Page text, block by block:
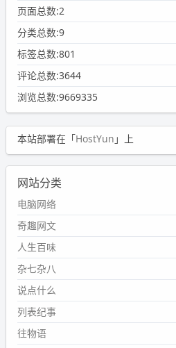
页面总数:2
分类总数:9
标签总数:801
评论总数:3644
浏览总数:9669335
本站部署在「HostYun 」上
网站分类
电脑网络
奇趣网文
人生百味
杂七杂八
说点什么
列表纪事
往物语